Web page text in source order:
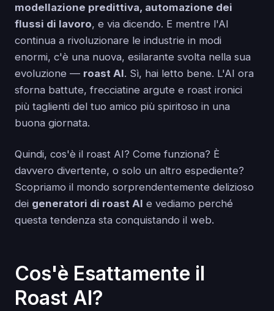
modellazione predittiva, automazione dei
flussi di lavoro, e via dicendo. E mentre l'AI
continua a rivoluzionare le industrie in modi
enormi, c'è una nuova, esilarante svolta nella sua
evoluzione — roast AI. Sì, hai letto bene. L'AI ora
sforna battute, frecciatine argute e roast ironici
più taglienti del tuo amico più spiritoso in una
buona giornata.
Quindi, cos'è il roast AI? Come funziona? È
davvero divertente, o solo un altro espediente?
Scopriamo il mondo sorprendentemente delizioso
dei generatori di roast AI e vediamo perché
questa tendenza sta conquistando il web.
Cos'è Esattamente il
Roast AI?